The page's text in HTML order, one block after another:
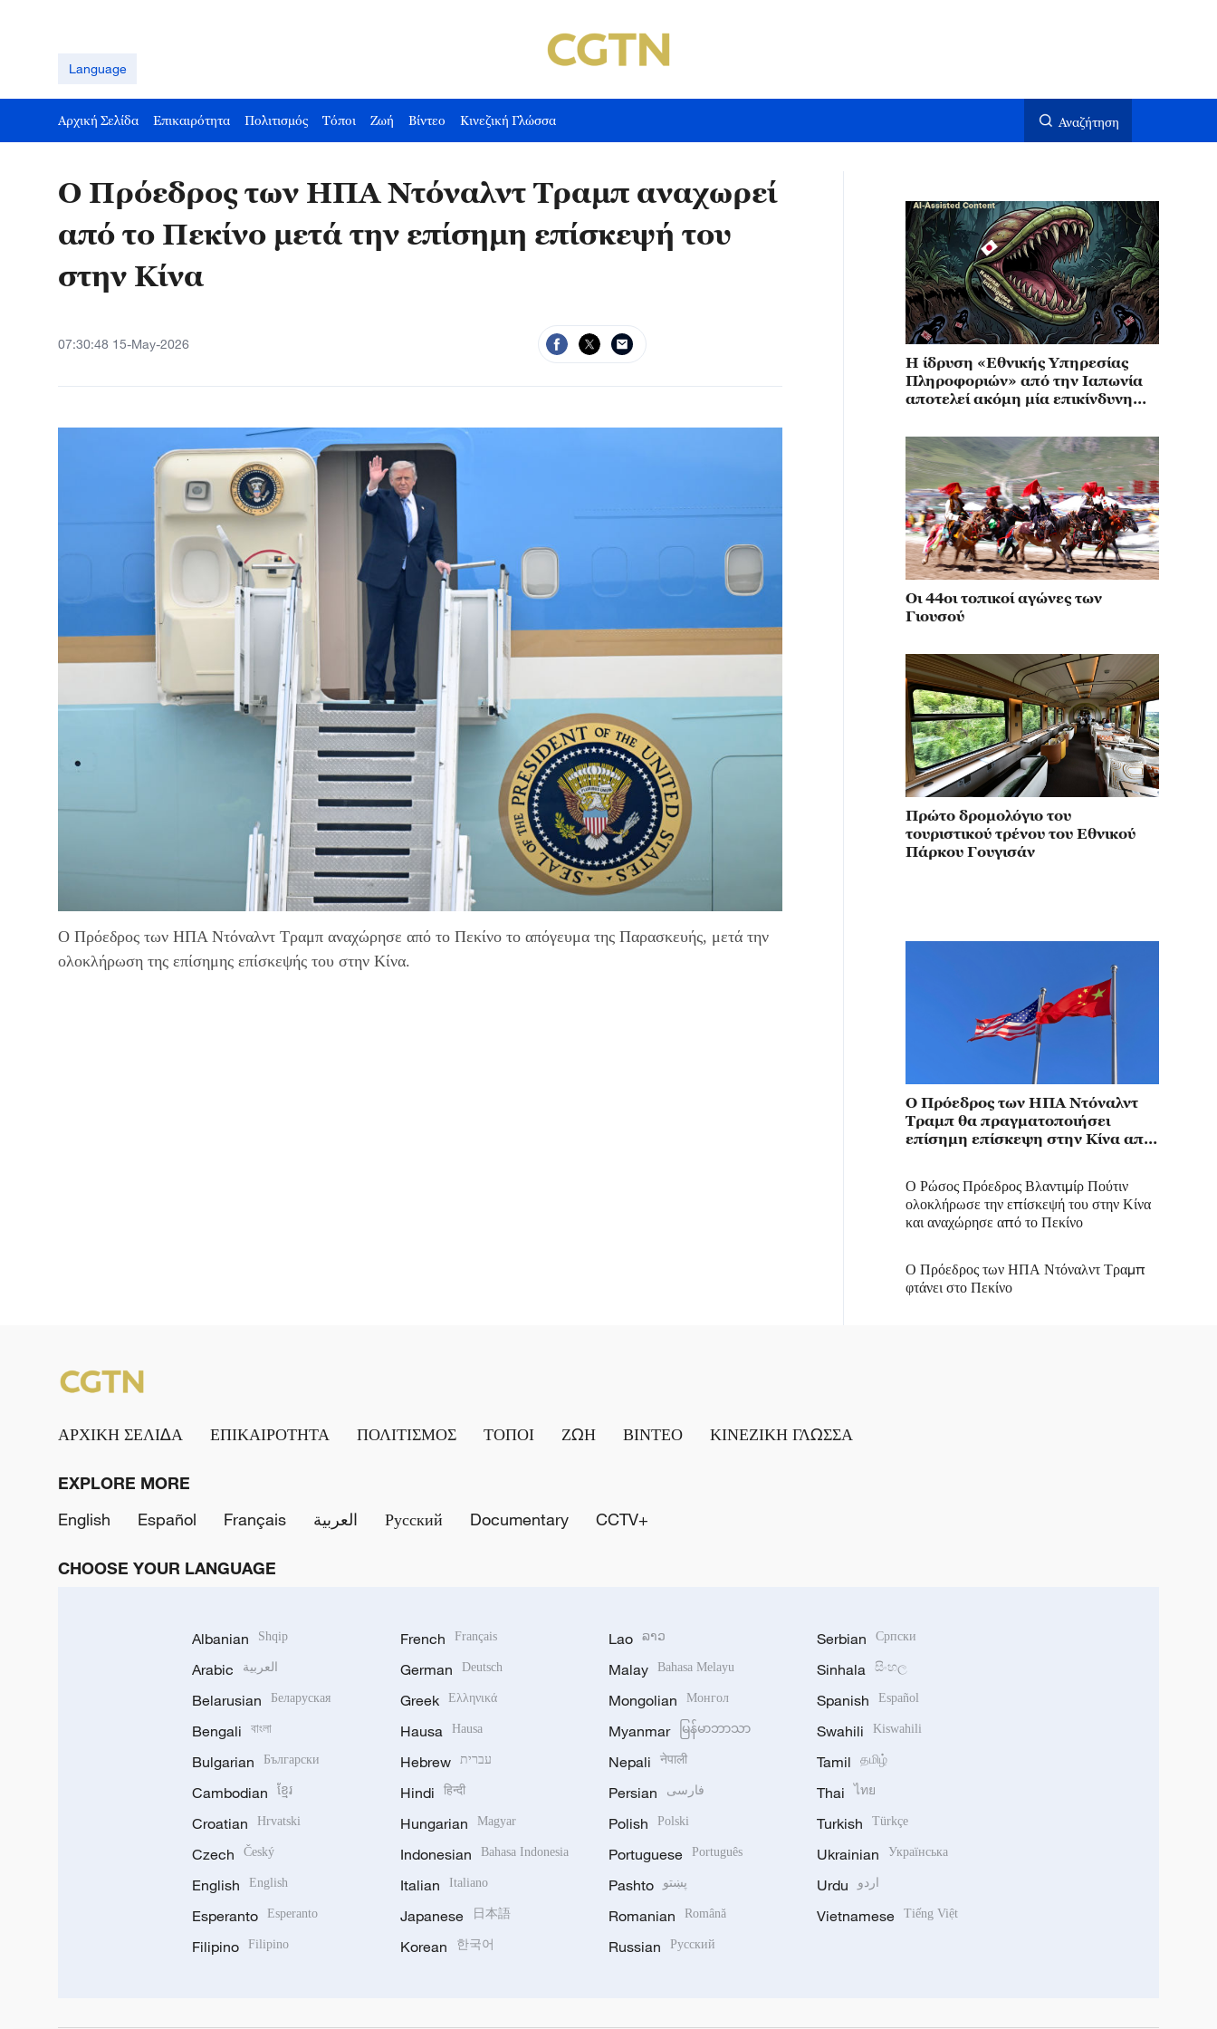
Language
Αρχική Σελίδα Επικαιρότητα Πολιτισμός Τόποι Ζωή Βίντεο Κινεζική Γλώσσα Αναζήτηση
Ο Πρόεδρος των ΗΠΑ Ντόναλντ Τραμπ αναχωρεί
από το Πεκίνο μετά την επίσημη επίσκεψή του
στην Κίνα
07:30:48 15-May-2026
Ο Πρόεδρος των ΗΠΑ Ντόναλντ Τραμπ αναχώρησε από το Πεκίνο το απόγευμα της Παρασκευής, μετά την
ολοκλήρωση της επίσημης επίσκεψής του στην Κίνα.
Η ίδρυση «Εθνικής Υπηρεσίας
Πληροφοριών» από την Ιαπωνία
αποτελεί ακόμη μία επικίνδυνη
μιλιταρισμού
Οι 44οι τοπικοί αγώνες των
Γιουσού
Πρώτο δρομολόγιο του
τουριστικού τρένου του Εθνικού
Πάρκου Γουγισάν
Ο Πρόεδρος των ΗΠΑ Ντόναλντ
Τραμπ θα πραγματοποιήσει
επίσημη επίσκεψη στην Κίνα από
Ο Ρώσος Πρόεδρος Βλαντιμίρ Πούτιν
ολοκλήρωσε την επίσκεψή του στην Κίνα
και αναχώρησε από το Πεκίνο
Ο Πρόεδρος των ΗΠΑ Ντόναλντ Τραμπ
φτάνει στο Πεκίνο
ΑΡΧΙΚΗ ΣΕΛΙΔΑ ΕΠΙΚΑΙΡΟΤΗΤΑ ΠΟΛΙΤΙΣΜΟΣ ΤΟΠΟΙ ΖΩΗ ΒΙΝΤΕΟ ΚΙΝΕΖΙΚΗ ΓΛΩΣΣΑ
EXPLORE MORE
English
Español Français العربية Русский Documentary CCTV+
CHOOSE YOUR LANGUAGE
Albanian Shqip
Arabic العربية
Belarusian Беларуская
Bengali বাংলা
Bulgarian Български
Cambodian ខ្មែរ
Croatian Hrvatski
Czech Český
English English
Esperanto Esperanto
Filipino Filipino
French Français
German Deutsch
Greek Ελληνικά
Hausa Hausa
Hebrew עברית
Hindi हिन्दी
Hungarian Magyar
Indonesian Bahasa Indonesia
Italian Italiano
Japanese 日本語
Korean 한국어
Lao ລາວ
Malay Bahasa Melayu
Mongolian Монгол
Myanmar မြန်မာဘာသာ
Nepali नेपाली
Persian فارسی
Polish Polski
Portuguese Português
Pashto پښتو
Romanian Română
Russian Русский
Serbian Српски
Sinhala සිංහල
Spanish Español
Swahili Kiswahili
Tamil தமிழ்
Thai ไทย
Turkish Türkçe
Ukrainian Українська
Urdu اردو
Vietnamese Tiếng Việt